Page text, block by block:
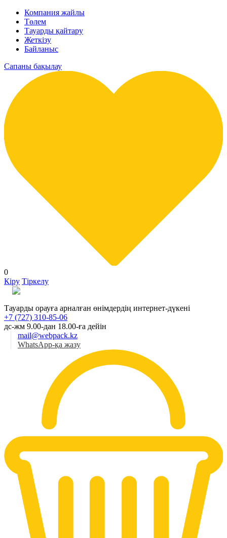
Компания жайлы
Төлем
Тауарды қайтару
Жеткізу
Байланыс
Сапаны бақылау
0
Кіру Тіркелу
Тауарды орауға арналған өнімдердің интернет-дүкені
+7 (727) 310-85-06
дс-жм 9.00-дан 18.00-ға дейін
mail@webpack.kz
WhatsApp-қа жазу